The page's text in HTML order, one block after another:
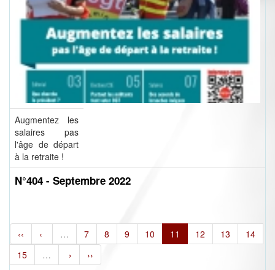
Augmentez les
salaires pas
l'âge de départ
à la retraite !
N°404 - Septembre 2022
‹‹ ‹ … 7 8 9 10 11 12 13
14
15
… › ››